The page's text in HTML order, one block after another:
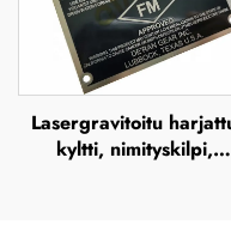
Lasergravitoitu
kyltti, nimityskilpi,